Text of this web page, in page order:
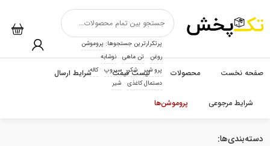
پرتکرارترین جستجوها: پروموشن
روغن
تن ماهی
نوشابه
پرو شیر
شکر سیروپ
کاله
دستمال کاغذی
شیر
صفحه نخست محصولات لیست قیمت شرایط ارسال
شرایط مرجوعی پروموشن‌ها
دسته‌بندی‌ها: